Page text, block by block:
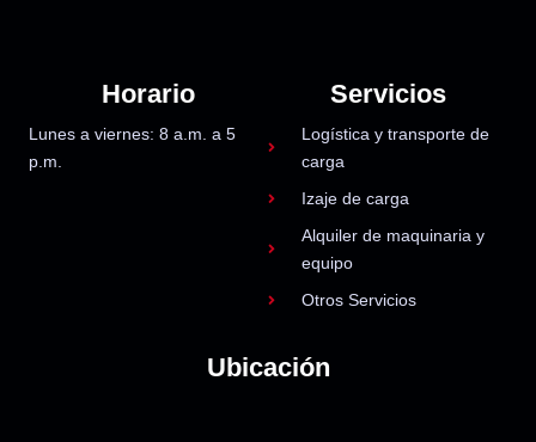
Horario
Lunes a viernes: 8 a.m. a 5
p.m.
Servicios
Logística y transporte de
carga
Izaje de carga
Alquiler de maquinaria y
equipo
Otros Servicios
Ubicación